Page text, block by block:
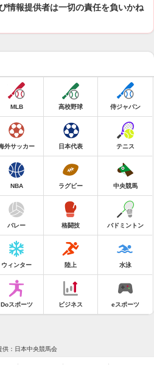
情報提供者は一切の責任を負いかね
MLB 高校野球 侍ジャパン
外サッカー 日本代表 テニス
NBA ラグビー 中央競馬
バレー 格闘技 バドミントン
ウィンター 陸上 水泳
Doスポーツ ビジネス eスポーツ
供：日本中央競馬会